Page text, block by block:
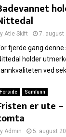
Atle Skift 7. august
fjerde gang
holder
ved
Forside Samfunn
er ute
Admin 5. august